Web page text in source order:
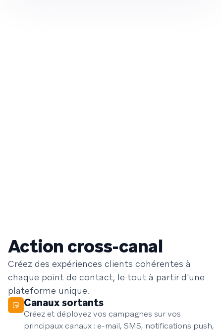
Action cross-canal
Créez des expériences clients cohérentes à
chaque point de contact, le tout à partir d'une
plateforme unique.
Canaux sortants
Créez et déployez vos campagnes sur vos
principaux canaux : e-mail, SMS, notifications push,